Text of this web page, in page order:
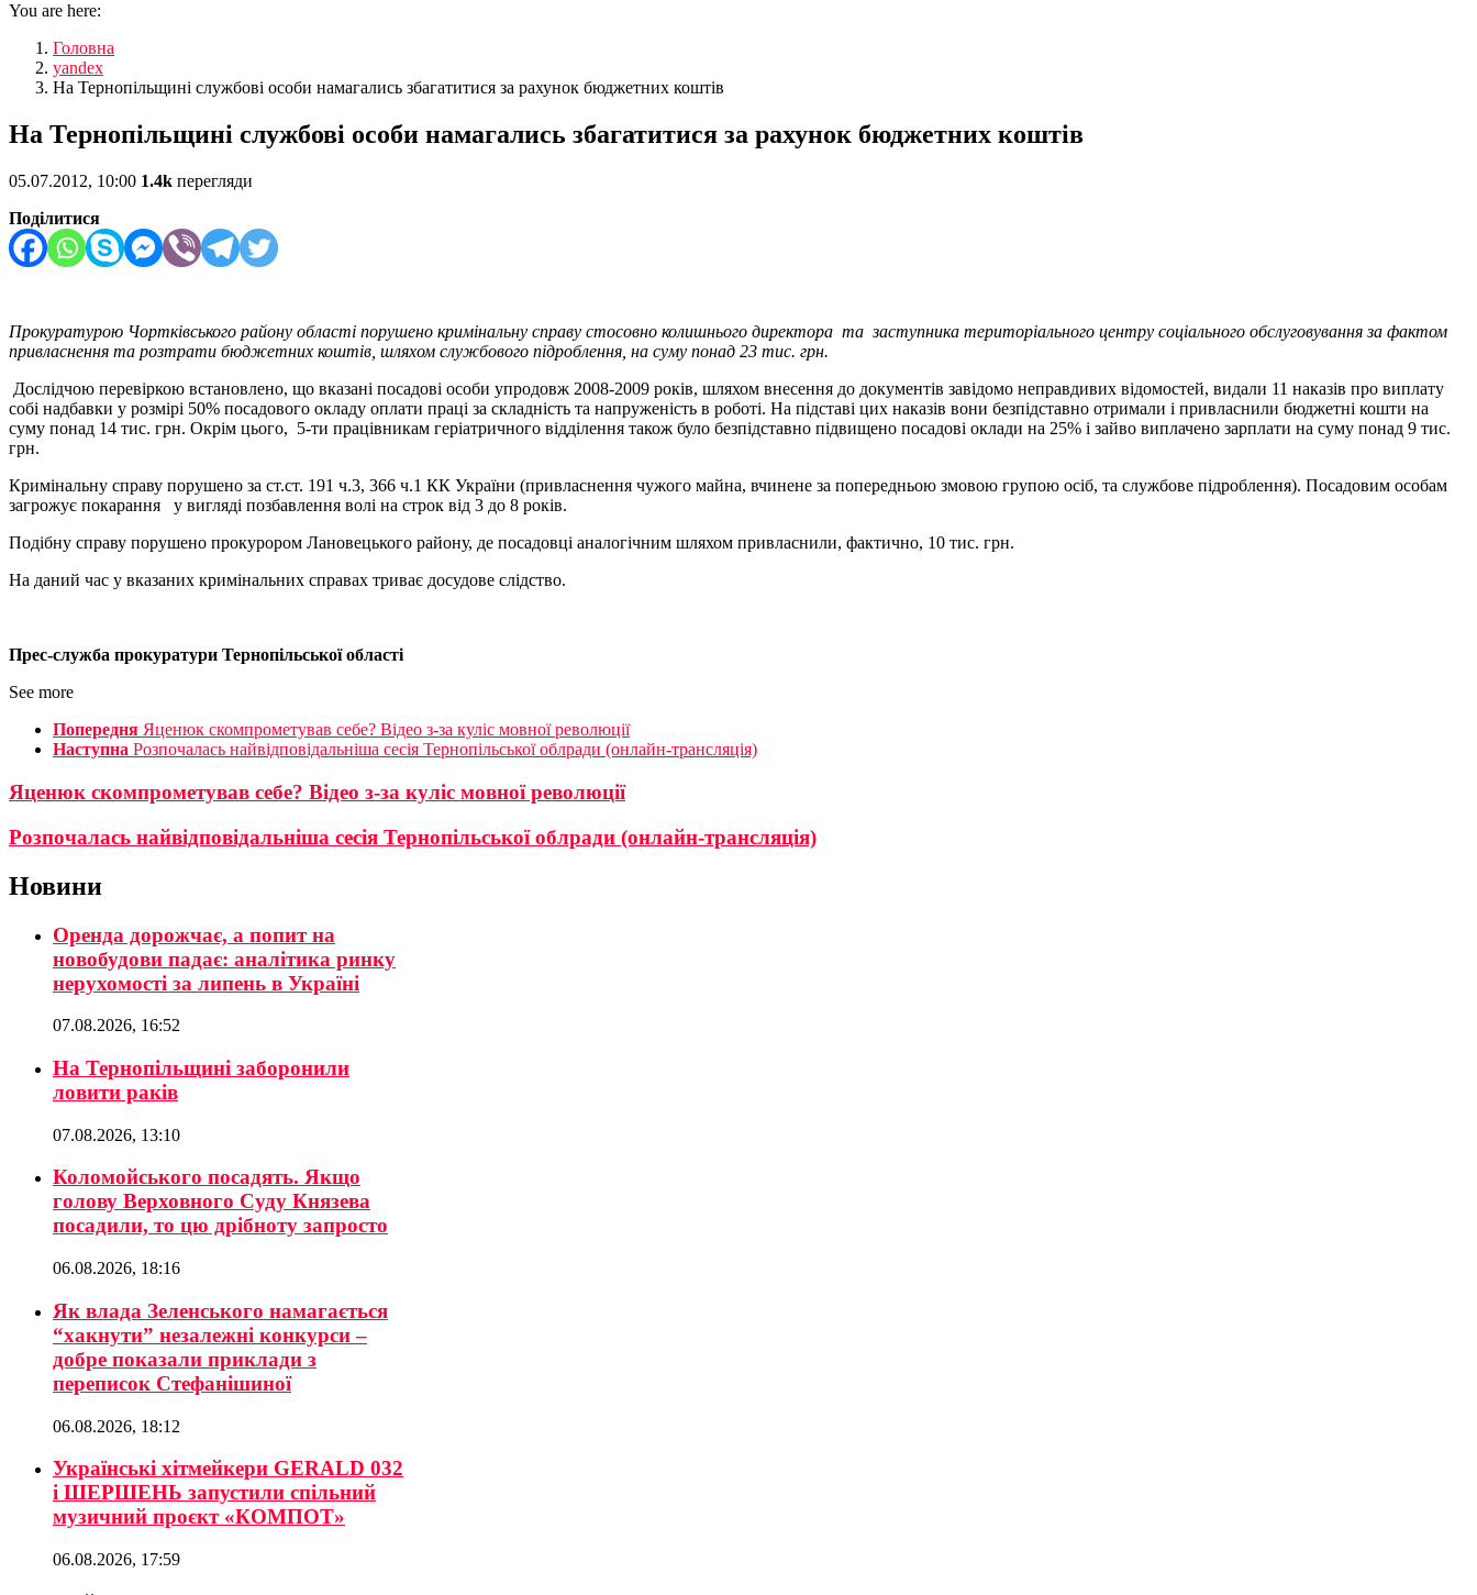
You are here:
Головна
yandex
На Тернопільщині службові особи намагались збагатитися за рахунок бюджетних коштів
На Тернопільщині службові особи намагались збагатитися за рахунок бюджетних коштів
05.07.2012, 10:00 1.4k перегляди
Поділитися
Прокуратурою Чортківського району області порушено кримінальну справу стосовно колишнього директора та заступника територіального центру соціального обслуговування за фактом
привласнення та розтрати бюджетних коштів, шляхом службового підроблення, на суму понад 23 тис. грн.
Дослідчою перевіркою встановлено, що вказані посадові особи упродовж 2008-2009 років, шляхом внесення до документів завідомо неправдивих відомостей, видали 11 наказів про виплату
собі надбавки у розмірі 50% посадового окладу оплати праці за складність та напруженість в роботі. На підставі цих наказів вони безпідставно отримали і привласнили бюджетні кошти на
суму понад 14 тис. грн. Окрім цього, 5-ти працівникам геріатричного відділення також було безпідставно підвищено посадові оклади на 25% і зайво виплачено зарплати на суму понад 9 тис.
грн.
Кримінальну справу порушено за ст.ст. 191 ч.3, 366 ч.1 КК України (привласнення чужого майна, вчинене за попередньою змовою групою осіб, та службове підроблення). Посадовим особам
загрожує покарання у вигляді позбавлення волі на строк від 3 до 8 років.
Подібну справу порушено прокурором Лановецького району, де посадовці аналогічним шляхом привласнили, фактично, 10 тис. грн.
На даний час у вказаних кримінальних справах триває досудове слідство.
Прес-служба прокуратури Тернопільської області
See more
Попередня Яценюк скомпрометував себе? Відео з-за куліс мовної революції
Наступна Розпочалась найвідповідальніша сесія Тернопільської облради (онлайн-трансляція)
Яценюк скомпрометував себе? Відео з-за куліс мовної революції
Розпочалась найвідповідальніша сесія Тернопільської облради (онлайн-трансляція)
Новини
Оренда дорожчає, а попит на
новобудови падає: аналітика ринку
нерухомості за липень в Україні
07.08.2026, 16:52
На Тернопільщині заборонили
ловити раків
07.08.2026, 13:10
Коломойського посадять. Якщо
голову Верховного Суду Князева
посадили, то цю дрібноту запросто
06.08.2026, 18:16
Як влада Зеленського намагається
“хакнути” незалежні конкурси –
добре показали приклади з
переписок Стефанішиної
06.08.2026, 18:12
Українські хітмейкери GERALD 032
і ШЕРШЕНЬ запустили спільний
музичний проєкт «КОМПОТ»
06.08.2026, 17:59